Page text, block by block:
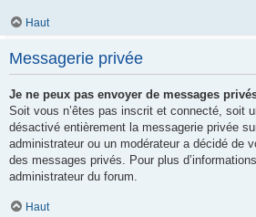
Haut
Messagerie privée
Je ne peux pas envoyer de messages
Soit vous n’êtes pas inscrit et connecté, soit
désactivé entièrement la messagerie privée
administrateur ou un modérateur a décidé de
des messages privés. Pour plus
administrateur du forum.
Haut